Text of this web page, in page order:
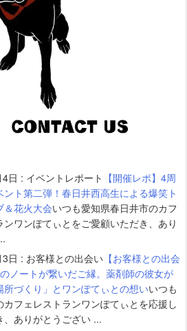
日 : イベントレポート 【開催レポ】4周
ント第二弾！春日井西高生による爆笑ト
＆花火大会いつも愛知県春日井市のカフ
ンワンぽてぃとをご愛顧いただき、あり
日 : お客様との出会い 【お客様との出会
ノートが繋いだご縁。薬剤師の彼女が
所づくり」とワンぽてぃとの想いいつも
カフェレストランワンぽてぃとを応援し
、ありがとうござい ...